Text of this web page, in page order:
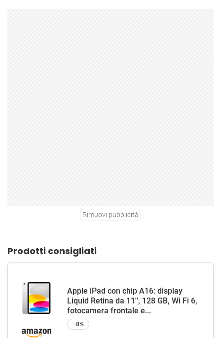
Rimuovi pubblicità
Prodotti consigliati
Apple iPad con chip A16: display
Liquid Retina da 11'', 128 GB, Wi Fi 6,
fotocamera frontale e...
−8%